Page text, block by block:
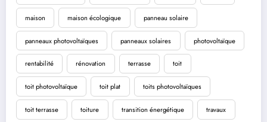
maison maison écologique panneau solaire
panneaux photovoltaïques panneaux solaires photovoltaïque
rentabilité rénovation terrasse toit
toit photovoltaïque toit plat toits photovoltaïques
toit terrasse toiture transition énergétique travaux